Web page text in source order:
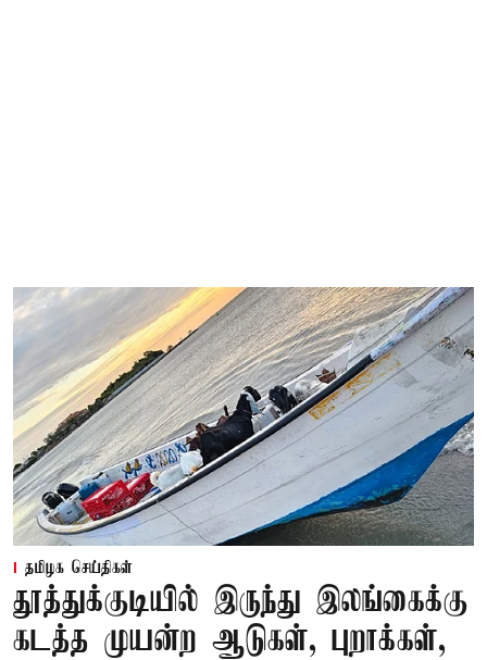
தமிழக செய்திகள்
தூத்துக்குடியில் இருந்து இலங்கைக்கு
கடத்த முயன்ற ஆடுகள், புறாக்கள்,